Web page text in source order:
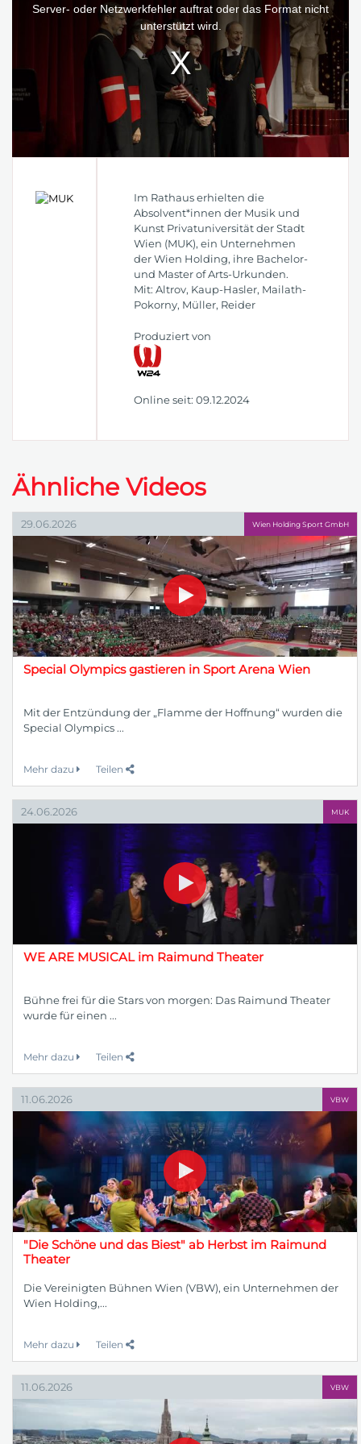
window.Server- oder Netzwerkfehler auftrat oder das Format nicht
unterstützt wird.
Im Rathaus erhielten die
Absolvent*innen der Musik und
Kunst Privatuniversität der Stadt
Wien (MUK), ein Unternehmen
der Wien Holding, ihre Bachelor-
und Master of Arts-Urkunden.
Mit: Altrov, Kaup-Hasler, Mailath-
Pokorny, Müller, Reider
Produziert von
Online seit: 09.12.2024
Ähnliche Videos
29.06.2026 Wien Holding Sport GmbH
Special Olympics gastieren in Sport Arena Wien
Mit der Entzündung der „Flamme der Hoffnung“ wurden die
Special Olympics ...
Mehr dazu Teilen
24.06.2026 MUK
WE ARE MUSICAL im Raimund Theater
Bühne frei für die Stars von morgen: Das Raimund Theater
wurde für einen ...
Mehr dazu Teilen
11.06.2026 VBW
"Die Schöne und das Biest" ab Herbst im Raimund
Theater
Die Vereinigten Bühnen Wien (VBW), ein Unternehmen der
Wien Holding,...
Mehr dazu Teilen
11.06.2026 VBW